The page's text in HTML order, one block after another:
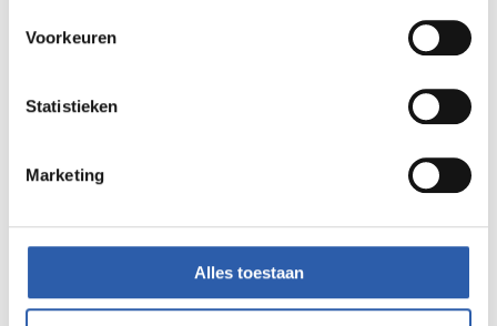
Voorkeuren
Statistieken
Marketing
Alles toestaan
Hou je wel van een uitdaging?
Dat is het rondje
Met deze route van 41 km wandel je
rondom Hengelo door het buitengebied, langs water,
route!